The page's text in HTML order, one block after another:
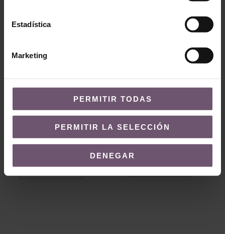
Estadística
Marketing
PERMITIR TODAS
PERMITIR LA SELECCIÓN
DENEGAR
Baldosas hidráulicas
Baldosas hidráulicas
Baldosa Hidráulica
Mod 046